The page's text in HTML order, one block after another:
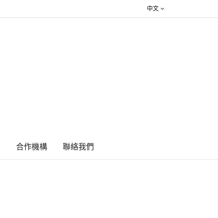
中文
合作機構 ​聯絡我們